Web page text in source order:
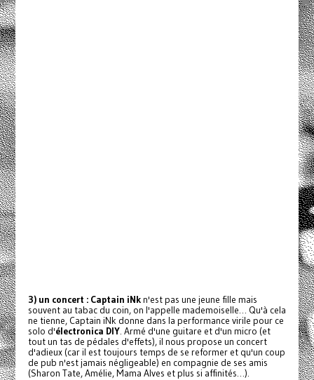
3) un concert : Captain iNkn'est pas une jeune fille mais
souvent au tabac du coin, on l'appelle mademoiselle… Qu'à cela
ne tienne, Captain iNk donne dans la performance virile pour ce
solo d'électronica DIY. Armé d'une guitare et d'un micro (et
tout un tas de pédales d'effets), il nous propose un concert
d'adieux (car il est toujours temps de se reformer et qu'un coup
de pub n'est jamais négligeable) en compagnie de ses amis
(Sharon Tate, Amélie, Mama Alves et plus si affinités…).